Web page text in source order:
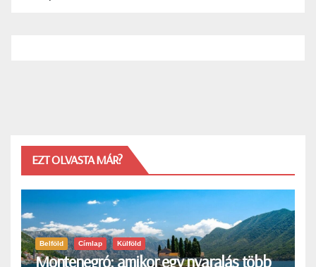
EZT OLVASTA MÁR?
Belföld Címlap Külföld
Montenegró: amikor egy nyaralás több